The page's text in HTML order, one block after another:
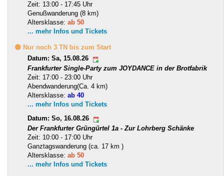
Zeit: 13:00 - 17:45 Uhr
Genußwanderung (8 km)
Altersklasse: ab 50
... mehr Infos und Tickets
🟡 Nur noch 3 TN bis zum Start
Datum: Sa, 15.08.26
Frankfurter Single-Party zum JOYDANCE in der Brotfabrik
Zeit: 17:00 - 23:00 Uhr
Abendwanderung(Ca. 4 km)
Altersklasse: ab 40
... mehr Infos und Tickets
Datum: So, 16.08.26
Der Frankfurter Grüngürtel 1a - Zur Lohrberg Schänke
Zeit: 10:00 - 17:00 Uhr
Ganztagswanderung (ca. 17 km )
Altersklasse: ab 50
... mehr Infos und Tickets